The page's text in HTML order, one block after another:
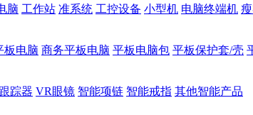
脑 工作站 准系统 工控设备 小型机 电脑终端机
板电脑 商务平板电脑 平板电脑包 平板保护套/壳
踪器 VR眼镜 智能项链 智能戒指 其他智能产品